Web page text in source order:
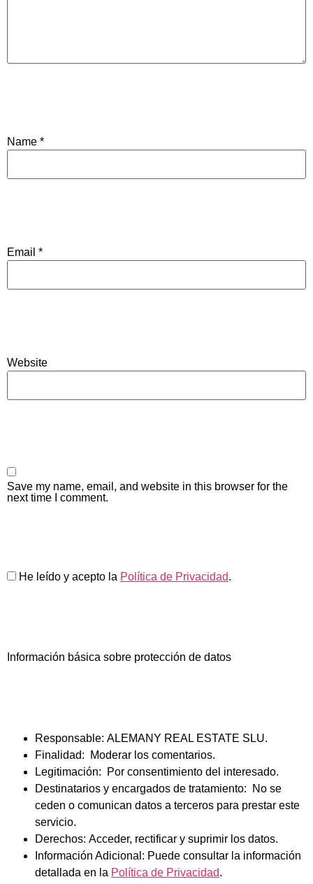
Name *
Email *
Website
Save my name, email, and website in this browser for the
next time I comment.
He leído y acepto la Política de Privacidad.
Información básica sobre protección de datos
Responsable: ALEMANY REAL ESTATE SLU.
Finalidad: Moderar los comentarios.
Legitimación: Por consentimiento del interesado.
Destinatarios y encargados de tratamiento: No se
ceden o comunican datos a terceros para prestar este
servicio.
Derechos: Acceder, rectificar y suprimir los datos.
Información Adicional: Puede consultar la información
detallada en la Política de Privacidad.